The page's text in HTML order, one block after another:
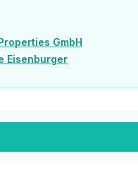
GmbH
Eisenburger